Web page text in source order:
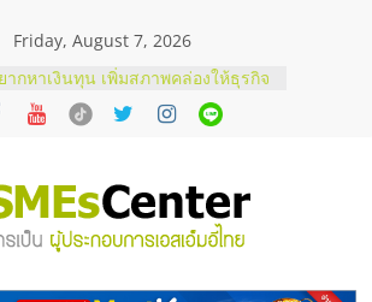
Friday, August 7, 2026
ษัท Cybersecurity ในไทยที่ไหนดี?
วิธีเลือกผู้ให้บริการให้คุ้มค่าและตอบ
ทย์ธุรกิจ
มนาออนไลน์ โอกาสบริหารสถานี
การน้ำมัน Shell
มนาลงทุน แฟรนไชส์ยอนนี่
ส์ ครั้งที่ 8